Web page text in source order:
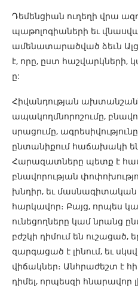
Դեմենցիան ուղեղի վրա
պաթոլոգիաների եւ
ամենատարածված ձեւն
է, որը, ըստ հաշվարկների,
ը:
Հիվանդության
ապակողմնորոշումը,
սրացումը,
ընտանիքում հաճախակի են
Հարազատները պետք է
բնավորության
խնդիր, եւ մասնագիտական
հարկավոր։ Բայց, որպես
ունեցողները կամ նրանց
բժշկի դիմում են ուշացած,
զարգացած է լինում, եւ
վիճակներ։ Անհրաժեշտ է
դիմել, որպեսզի հնարավոր